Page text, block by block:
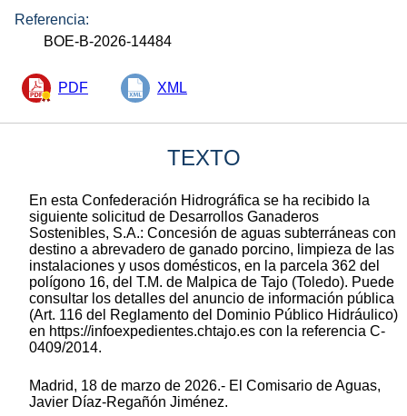
Referencia:
BOE-B-2026-14484
PDF XML
TEXTO
En esta Confederación Hidrográfica se ha recibido la
siguiente solicitud de Desarrollos Ganaderos
Sostenibles, S.A.: Concesión de aguas subterráneas con
destino a abrevadero de ganado porcino, limpieza de las
instalaciones y usos domésticos, en la parcela 362 del
polígono 16, del T.M. de Malpica de Tajo (Toledo). Puede
consultar los detalles del anuncio de información pública
(Art. 116 del Reglamento del Dominio Público Hidráulico)
en https://infoexpedientes.chtajo.es con la referencia C-
0409/2014.
Madrid, 18 de marzo de 2026.- El Comisario de Aguas,
Javier Díaz-Regañón Jiménez.